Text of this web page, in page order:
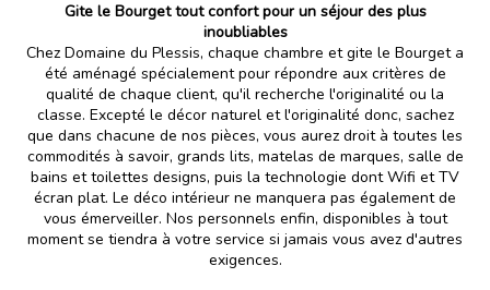
Gite le Bourget tout confort pour un séjour des plus
inoubliables
Chez Domaine du Plessis, chaque chambre et gite le Bourget a
été aménagé spécialement pour répondre aux critères de
qualité de chaque client, qu'il recherche l'originalité ou la
classe. Excepté le décor naturel et l'originalité donc, sachez
que dans chacune de nos pièces, vous aurez droit à toutes les
commodités à savoir, grands lits, matelas de marques, salle de
bains et toilettes designs, puis la technologie dont Wifi et TV
écran plat. Le déco intérieur ne manquera pas également de
vous émerveiller. Nos personnels enfin, disponibles à tout
moment se tiendra à votre service si jamais vous avez d'autres
exigences.